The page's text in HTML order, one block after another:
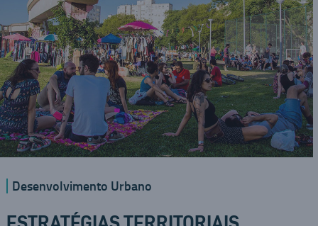
Desenvolvimento Urbano